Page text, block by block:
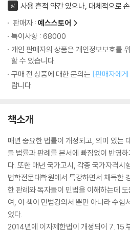
상
사용 흔적 약간 있으나, 대체적으로
판매자 : 예스스토어
특이사항 : 68000
개인 판매자의 상품은 개인정보보호를
할 수 있습니다.
구매 전 상품에 대한 문의는 [판매자에
랍니다.
책소개
매년 중요한 법률이 개정되고, 의미 있는
들 법률과 판례를 본서에 빠짐없이 반영
다. 또한 매년 국가고시, 각종 국가자격시
법학전문대학원에서 특강하면서 채득한
한 판례와 독자들이 민법을 이해하는데
여, 이 책이 민법강의서 뿐만 아니라 수험
었다.
2014년에 이자제한법이 개정되어 7. 15.